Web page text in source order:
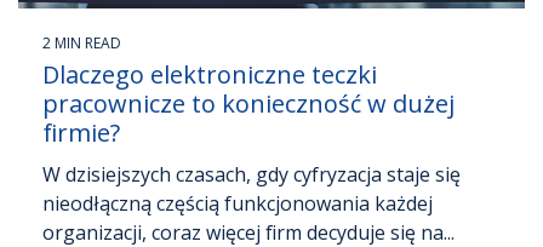
2 MIN READ
Dlaczego elektroniczne teczki
pracownicze to konieczność w dużej
firmie?
W dzisiejszych czasach, gdy cyfryzacja staje się
nieodłączną częścią funkcjonowania każdej
organizacji, coraz więcej firm decyduje się na...